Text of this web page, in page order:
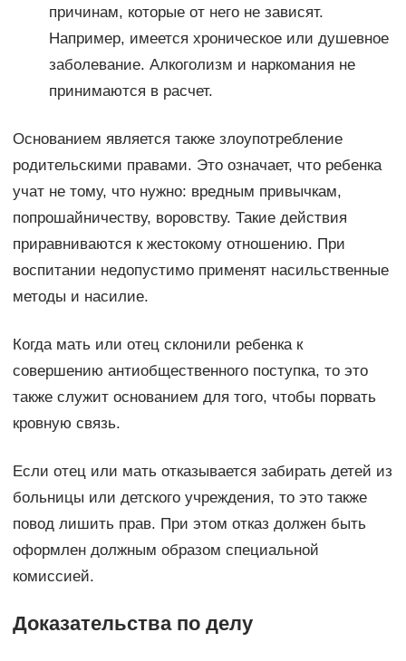
причинам, которые от него не зависят.
Например, имеется хроническое или душевное
заболевание. Алкоголизм и наркомания не
принимаются в расчет.
Основанием является также злоупотребление
родительскими правами. Это означает, что ребенка
учат не тому, что нужно: вредным привычкам,
попрошайничеству, воровству. Такие действия
приравниваются к жестокому отношению. При
воспитании недопустимо применят насильственные
методы и насилие.
Когда мать или отец склонили ребенка к
совершению антиобщественного поступка, то это
также служит основанием для того, чтобы порвать
кровную связь.
Если отец или мать отказывается забирать детей из
больницы или детского учреждения, то это также
повод лишить прав. При этом отказ должен быть
оформлен должным образом специальной
комиссией.
Доказательства по делу